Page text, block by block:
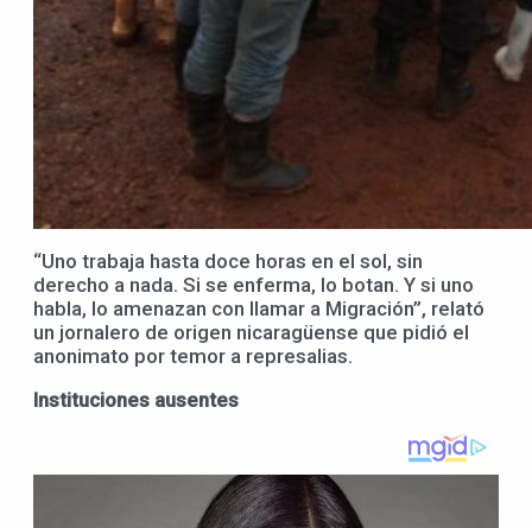
“Uno trabaja hasta doce horas en el sol, sin
derecho a nada. Si se enferma, lo botan. Y si uno
habla, lo amenazan con llamar a Migración”, relató
un jornalero de origen nicaragüense que pidió el
anonimato por temor a represalias.
Instituciones ausentes